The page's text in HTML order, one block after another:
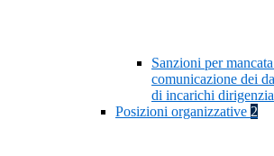
Sanzioni per
comunicazione dei
di incarichi
Posizioni organizzative 2